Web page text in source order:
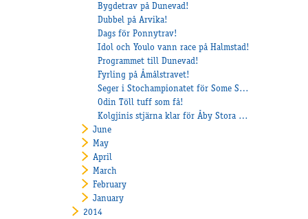
Bygdetrav på Dunevad!
Dubbel på Arvika!
Dags för Ponnytrav!
Idol och Youlo vann race på Halmstad!
Programmet till Dunevad!
Fyrling på Åmålstravet!
Seger i Stochampionatet för Some Summit och Veijo Heiskanen
Odin Töll tuff som få!
​Kolgjinis stjärna klar för Åby Stora Pris!
June
May
April
March
February
January
2014